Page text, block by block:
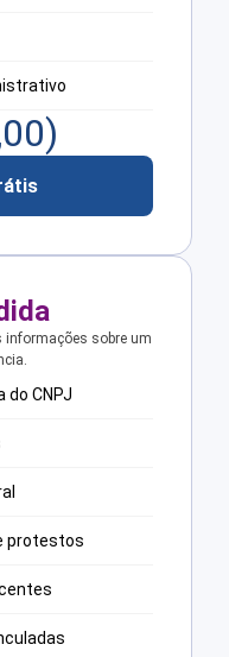
)
informações sobre um
CNPJ
protestos